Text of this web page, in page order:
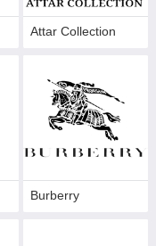
Attar Collection
Burberry